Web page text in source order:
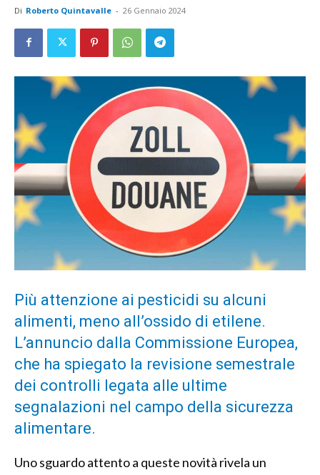
Di Roberto Quintavalle - 26 Gennaio 2024
Più attenzione ai pesticidi su alcuni
alimenti, meno all’ossido di etilene.
L’annuncio dalla Commissione Europea,
che ha spiegato la revisione semestrale
dei controlli legata alle ultime
segnalazioni nel campo della sicurezza
alimentare.
Uno sguardo attento a queste novità rivela un